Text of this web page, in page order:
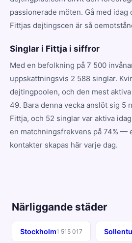
passionerade möten. Gå med
Fittjas dejtingscen är så
Singlar i Fittja i siffror
Med en befolkning på 7 500
uppskattningsvis 2 588 singlar.
dejtingpoolen, och den mest
49. Bara denna vecka anslöt sig 5
Fittja, och 52 singlar var aktiva
en matchningsfrekvens på 74% —
kontakter skapas här varje dag.
Närliggande städer
Stockholm1 515 017